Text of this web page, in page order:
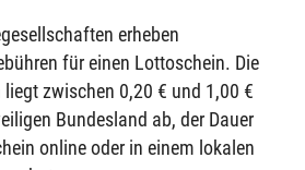
erheben
für einen Lottoschein. Die
liegt zwischen 0,20 € und 1,00 €
Bundesland ab, der Dauer
online oder in einem lokalen